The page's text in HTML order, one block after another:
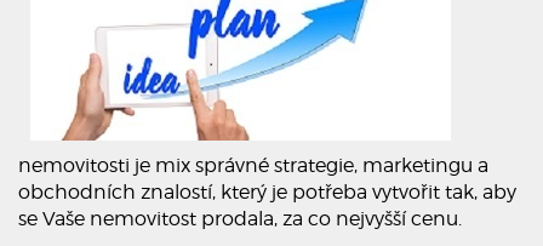
nemovitosti je mix správné strategie, marketingu a
obchodních znalostí, který je potřeba vytvořit tak, aby
se Vaše nemovitost prodala, za co nejvyšší cenu.